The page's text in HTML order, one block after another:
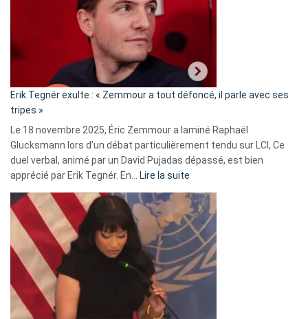
secrète
«
C’est
fake
news
»
Erik Tegnér exulte : « Zemmour a tout défoncé, il parle avec ses
tripes »
Le 18 novembre 2025, Éric Zemmour a laminé Raphaël
Glucksmann lors d’un débat particulièrement tendu sur LCI, Ce
duel verbal, animé par un David Pujadas dépassé, est bien
apprécié par Erik Tegnér. En…
Lire la suite
Tegnér
exulte
« Zemmour
a
tout